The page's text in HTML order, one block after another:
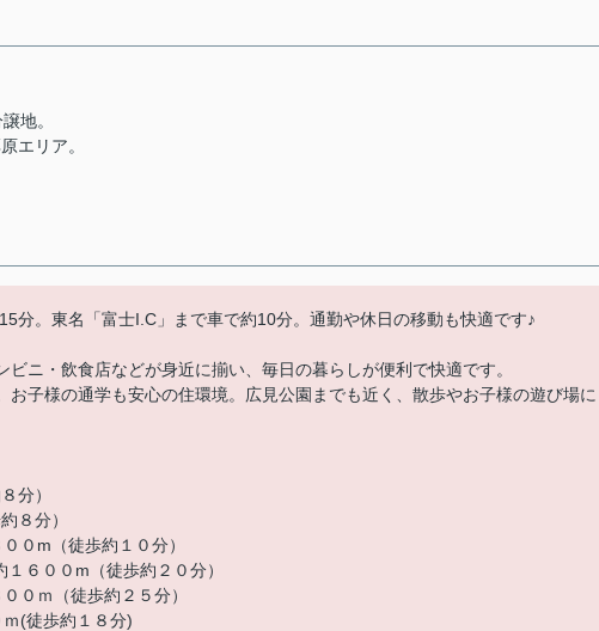
地。
エリア。
分。東名「富士I.C」まで車で約10分。通勤や休日の移動も快適です♪
ニ・飲食店などが身近に揃い、毎日の暮らしが便利で快適です。
子様の通学も安心の住環境。広見公園までも近く、散歩やお子様の遊び場
分）
８分）
０m（徒歩約１０分）
６００m（徒歩約２０分）
０ｍ（徒歩約２５分）
(徒歩約１８分)